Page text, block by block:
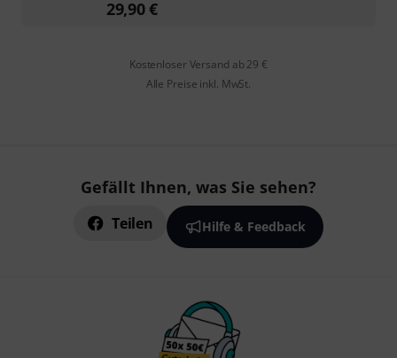
29,90€
Kostenloser Versand ab 29 €
Alle Preise inkl. MwSt.
Gefällt Ihnen, was Sie sehen?
Teilen Hilfe & Feedback